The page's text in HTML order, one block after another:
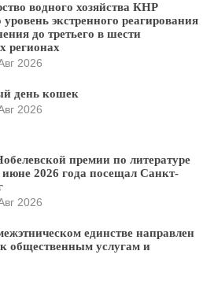
водного хозяйства КНР
экстренного реагирования
до третьего в шести
регионах
2026
день кошек
2026
премии по литературе
2026 года посещал Санкт-
2026
единстве направлен
общественным услугам и